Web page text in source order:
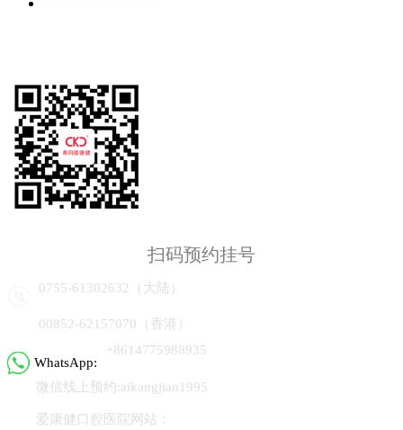
扫码预约挂号
0755-61302632（大陆）
00852-62157070（香港）
WhatsApp:
+8614775988935
微信线上预约:aikangjian1995
爱康健口腔医院网站：